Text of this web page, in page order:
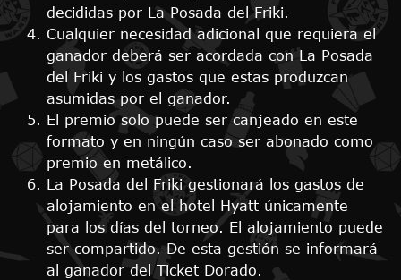
decididas por La Posada del Friki.
Cualquier necesidad adicional que requiera el
ganador deberá ser acordada con La Posada
del Friki y los gastos que estas produzcan
asumidas por el ganador.
El premio solo puede ser canjeado en este
formato y en ningún caso ser abonado como
premio en metálico.
La Posada del Friki gestionará los gastos de
alojamiento en el hotel Hyatt únicamente
para los días del torneo. El alojamiento puede
ser compartido. De esta gestión se informará
al ganador del Ticket Dorado.